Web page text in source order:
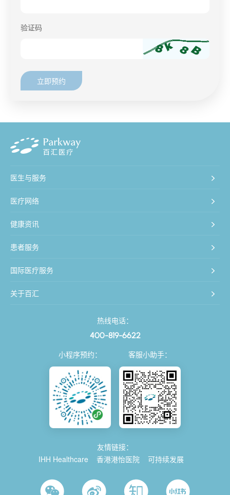
验证码
立即预约
医生与服务
医疗网络
健康资讯
患者服务
国际医疗服务
关于百汇
热线电话：
400-819-6622
小程序预约： 客服小助手：
友情链接：
IHH Healthcare
香港港怡医院 可持续发展